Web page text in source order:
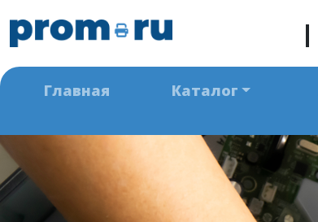
|
Главная Каталог